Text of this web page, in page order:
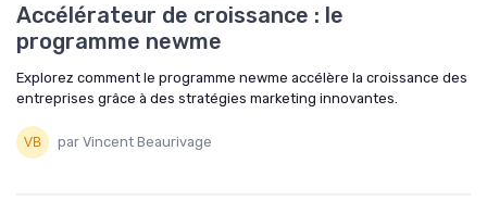
Accélérateur de croissance : le
programme newme
Explorez comment le programme newme accélère la croissance des
entreprises grâce à des stratégies marketing innovantes.
par Vincent Beaurivage